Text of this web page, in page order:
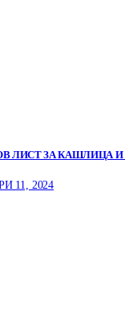
ЛИСТ ЗА КАШЛИЦА
11, 2024